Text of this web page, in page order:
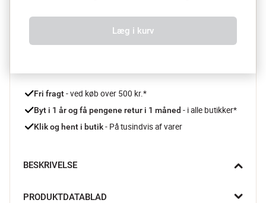
Læg i kurv
Fri fragt - ved køb over 500 kr.*
Byt i 1 år og få pengene retur i 1 måned - i alle butikker*
Klik og hent i butik - På tusindvis af varer
BESKRIVELSE
dette lækre varmetæppe fra Profi Care lige noget for dig! Pak
PRODUKTDATABLAD